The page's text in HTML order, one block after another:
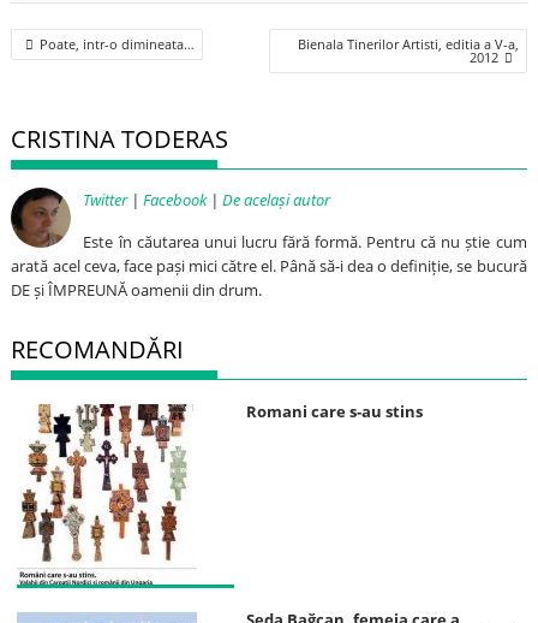
Post
navigation
Poate, intr-o dimineata… Bienala Tinerilor Artisti, editia a V-a,
2012
CRISTINA TODERAS
Twitter|Facebook|De același autor
Este în căutarea unui lucru fără formă. Pentru că nu știe cum
arată acel ceva, face pași mici către el. Până să-i dea o definiție, se bucură
DE și ÎMPREUNĂ oamenii din drum.
RECOMANDĂRI
Romani care s-au stins